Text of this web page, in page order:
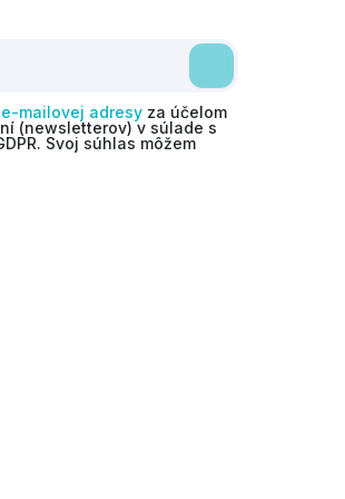
mailovej adresy za účelom
(newsletterov) v súlade s
Svoj súhlas môžem